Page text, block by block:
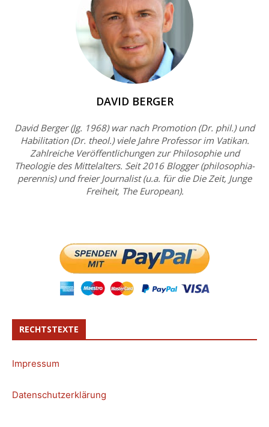
DAVID BERGER
David Berger (Jg. 1968) war nach Promotion (Dr. phil.) und
Habilitation (Dr. theol.) viele Jahre Professor im Vatikan.
Zahlreiche Veröffentlichungen zur Philosophie und
Theologie des Mittelalters. Seit 2016 Blogger (philosophia-
perennis) und freier Journalist (u.a. für die Die Zeit, Junge
Freiheit, The European).
RECHTSTEXTE
Impressum
Datenschutzerklärung